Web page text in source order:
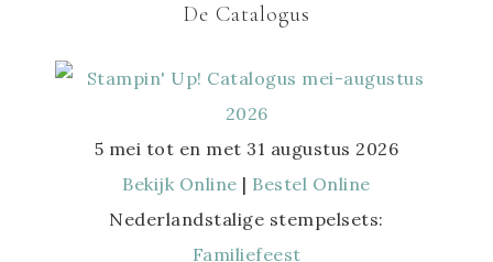
De Catalogus
5 mei tot en met 31 augustus 2026
Bekijk Online | Bestel Online
Nederlandstalige stempelsets:
Familiefeest